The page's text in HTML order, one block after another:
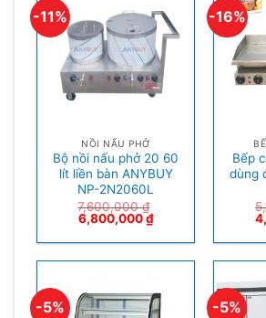
-11%
NỒI NẤU PHỞ
Bộ nồi nấu phở 20 60
lít liền bàn ANYBUY
NP-2N2060L
7,600,000₫
6,800,000₫
-16%
Bếp
dùng
-5% -5%